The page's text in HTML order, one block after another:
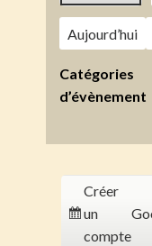
Aujourd’hui
Catégories
d’évènement
Créer
un
compte